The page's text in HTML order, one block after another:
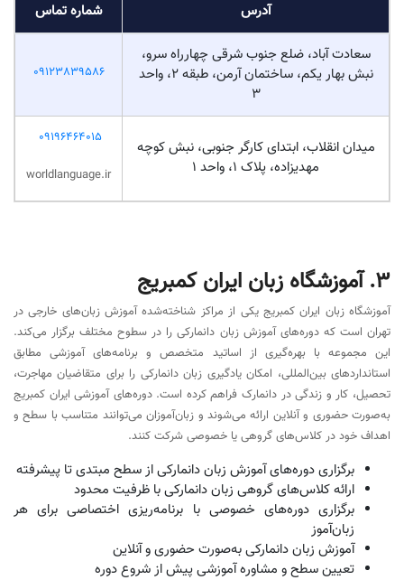
آدرس شماره تماس
سعادت آباد، ضلع جنوب شرقی چهارراه سرو،
نبش بهار یکم، ساختمان آرمن، طبقه ۲، واحد
۳
09123839586
میدان انقلاب، ابتدای کارگر جنوبی، نبش کوچه
مهدیزاده، پلاک ۱، واحد ۱
09196464015
worldlanguage.ir
3. آموزشگاه زبان ایران کمبریج
آموزشگاه زبان ایران کمبریج یکی از مراکز شناخته‌شده آموزش زبان‌های خارجی در
تهران است که دوره‌های آموزش زبان دانمارکی را در سطوح مختلف برگزار می‌کند.
این مجموعه با بهره‌گیری از اساتید متخصص و برنامه‌های آموزشی مطابق
استانداردهای بین‌المللی، امکان یادگیری زبان دانمارکی را برای متقاضیان مهاجرت،
تحصیل، کار و زندگی در دانمارک فراهم کرده است. دوره‌های آموزشی ایران کمبریج